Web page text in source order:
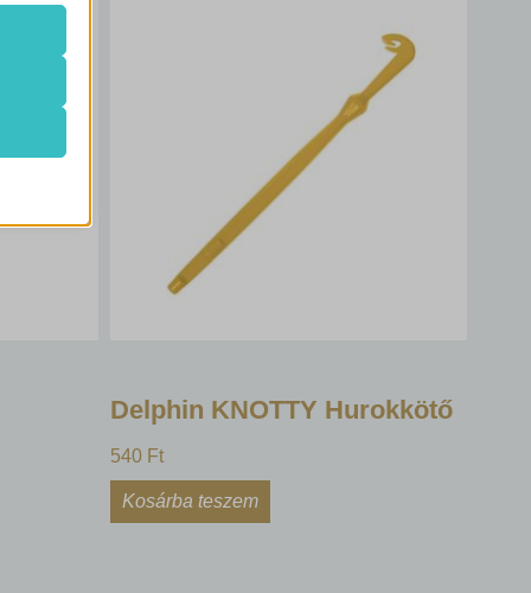
Delphin KNOTTY Hurokkötő
540 Ft
Kosárba teszem